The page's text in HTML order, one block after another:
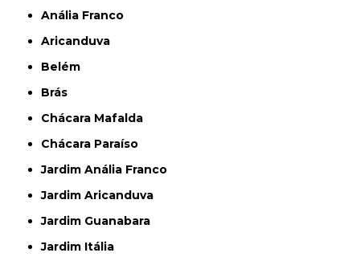
Anália Franco
Aricanduva
Belém
Brás
Chácara Mafalda
Chácara Paraíso
Jardim Anália Franco
Jardim Aricanduva
Jardim Guanabara
Jardim Itália